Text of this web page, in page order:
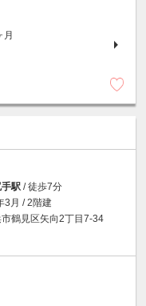
月
手駅 / 徒歩7分
3月 / 2階建
鶴見区矢向2丁目7-34